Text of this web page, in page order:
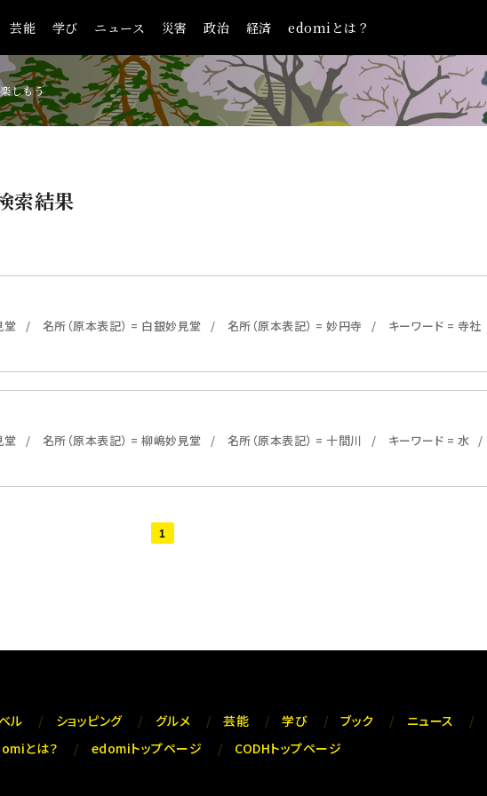
芸能 学び ニュース 災害 政治 経済 edomiとは？
しもう
索結果
堂 名所（原本表記） = 白銀妙見堂 名所（原本表記） = 妙円寺 キーワード = 寺社
堂 名所（原本表記） = 柳嶋妙見堂 名所（原本表記） = 十間川 キーワード = 水
1
ル ショッピング グルメ 芸能 学び ブック ニュース
とは？ edomiトップページ CODHトップページ